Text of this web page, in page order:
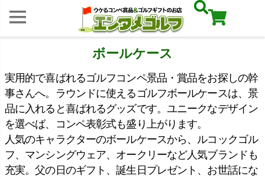
ボールケース
実用的で喜ばれるゴルフコンペ景品・賞品をお探しの幹
事さんへ。ラウンドに使えるゴルフボールケースは、景
品に入れると喜ばれるグッズです。ユニークなデザイン
を選べば、コンペ表彰式も盛り上がります。
人気のキャラクターのボールケースから、ルコックゴル
フ、マンシングウェア、オークリーなど人気ブランドも
充実。父の日のギフト、誕生日プレゼント、お世話にな